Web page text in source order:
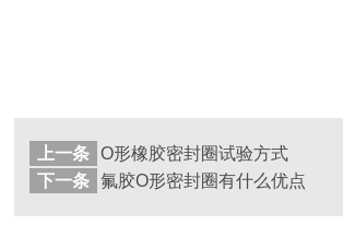
上一条
O形橡胶密封圈试验方式
下一条
氟胶O形密封圈有什么优点